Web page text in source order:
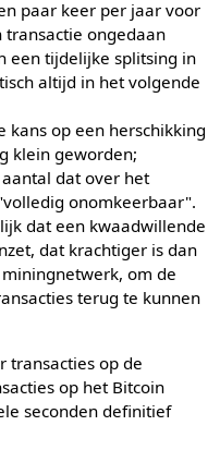
paar keer per jaar voor
ongedaan
een tijdelijke splitsing in
altijd in het volgende
kans op een herschikking
klein geworden;
dat over het
onomkeerbaar".
dat een kwaadwillende
dat krachtiger is dan
om de
terug te kunnen
transacties op de
op het Bitcoin
seconden definitief